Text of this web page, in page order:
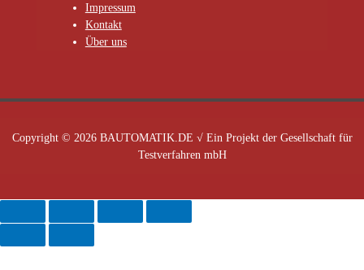
Impressum
Kontakt
Über uns
Copyright © 2026 BAUTOMATIK.DE √ Ein Projekt der Gesellschaft für
Testverfahren mbH